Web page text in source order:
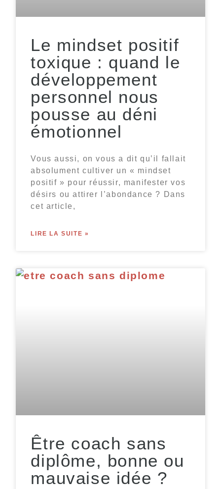
Le mindset positif
toxique : quand le
développement
personnel nous
pousse au déni
émotionnel
Vous aussi, on vous a dit qu’il fallait
absolument cultiver un « mindset
positif » pour réussir, manifester vos
désirs ou attirer l’abondance ? Dans
cet article,
LIRE LA SUITE »
Être coach sans
diplôme, bonne ou
mauvaise idée ?